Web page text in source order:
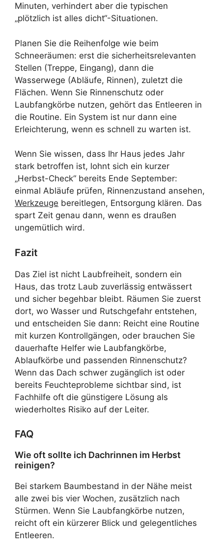
Minuten, verhindert aber die typischen
„plötzlich ist alles dicht“-Situationen.
Planen Sie die Reihenfolge wie beim
Schneeräumen: erst die sicherheitsrelevanten
Stellen (Treppe, Eingang), dann die
Wasserwege (Abläufe, Rinnen), zuletzt die
Flächen. Wenn Sie Rinnenschutz oder
Laubfangkörbe nutzen, gehört das Entleeren in
die Routine. Ein System ist nur dann eine
Erleichterung, wenn es schnell zu warten ist.
Wenn Sie wissen, dass Ihr Haus jedes Jahr
stark betroffen ist, lohnt sich ein kurzer
„Herbst-Check“ bereits Ende September:
einmal Abläufe prüfen, Rinnenzustand ansehen,
Werkzeuge bereitlegen, Entsorgung klären. Das
spart Zeit genau dann, wenn es draußen
ungemütlich wird.
Fazit
Das Ziel ist nicht Laubfreiheit, sondern ein
Haus, das trotz Laub zuverlässig entwässert
und sicher begehbar bleibt. Räumen Sie zuerst
dort, wo Wasser und Rutschgefahr entstehen,
und entscheiden Sie dann: Reicht eine Routine
mit kurzen Kontrollgängen, oder brauchen Sie
dauerhafte Helfer wie Laubfangkörbe,
Ablaufkörbe und passenden Rinnenschutz?
Wenn das Dach schwer zugänglich ist oder
bereits Feuchteprobleme sichtbar sind, ist
Fachhilfe oft die günstigere Lösung als
wiederholtes Risiko auf der Leiter.
FAQ
Wie oft sollte ich Dachrinnen im Herbst
reinigen?
Bei starkem Baumbestand in der Nähe meist
alle zwei bis vier Wochen, zusätzlich nach
Stürmen. Wenn Sie Laubfangkörbe nutzen,
reicht oft ein kürzerer Blick und gelegentliches
Entleeren.